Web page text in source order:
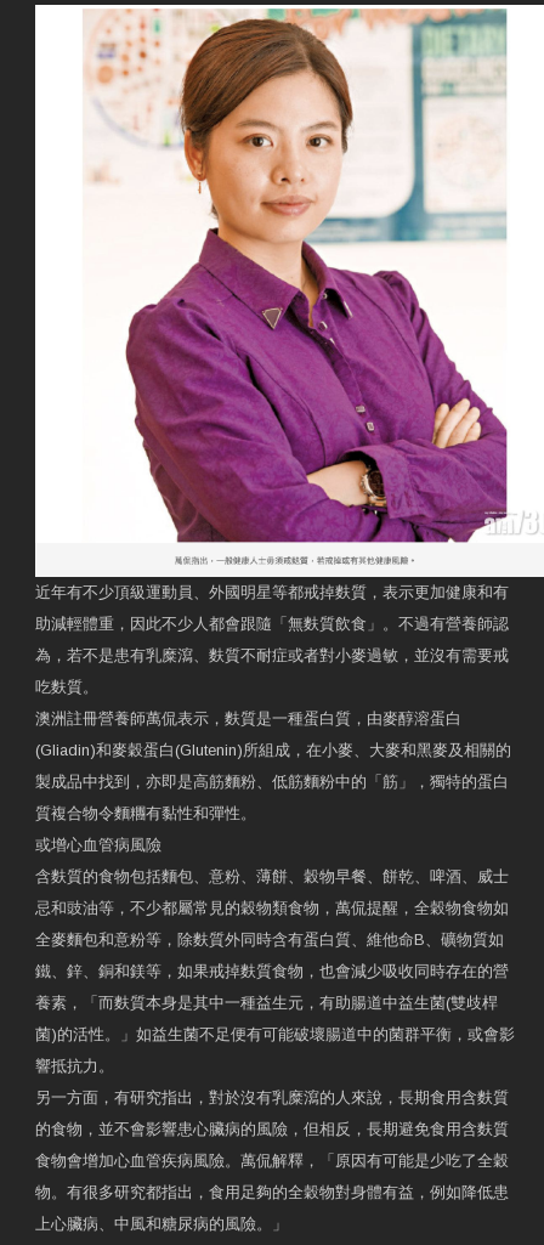
近年有不少頂級運動員、外國明星等都戒掉麩質，表示更加健康和有
助減輕體重，因此不少人都會跟隨「無麩質飲食」。不過有營養師認
為，若不是患有乳糜瀉、麩質不耐症或者對小麥過敏，並沒有需要戒
吃麩質。
澳洲註冊營養師萬侃表示，麩質是一種蛋白質，由麥醇溶蛋白
(Gliadin)和麥穀蛋白(Glutenin)所組成，在小麥、大麥和黑麥及相關的
製成品中找到，亦即是高筋麵粉、低筋麵粉中的「筋」，獨特的蛋白
質複合物令麵糰有黏性和彈性。
或增心血管病風險
含麩質的食物包括麵包、意粉、薄餅、穀物早餐、餅乾、啤酒、威士
忌和豉油等，不少都屬常見的穀物類食物，萬侃提醒，全穀物食物如
全麥麵包和意粉等，除麩質外同時含有蛋白質、維他命B、礦物質如
鐵、鋅、銅和鎂等，如果戒掉麩質食物，也會減少吸收同時存在的營
養素，「而麩質本身是其中一種益生元，有助腸道中益生菌(雙歧桿
菌)的活性。」如益生菌不足便有可能破壞腸道中的菌群平衡，或會影
響抵抗力。
另一方面，有研究指出，對於沒有乳糜瀉的人來說，長期食用含麩質
的食物，並不會影響患心臟病的風險，但相反，長期避免食用含麩質
食物會增加心血管疾病風險。萬侃解釋，「原因有可能是少吃了全穀
物。有很多研究都指出，食用足夠的全穀物對身體有益，例如降低患
上心臟病、中風和糖尿病的風險。」